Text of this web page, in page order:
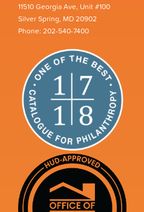
11510 Georgia Ave, Unit #100
Silver Spring, MD 20902
Phone: 202-540-7400